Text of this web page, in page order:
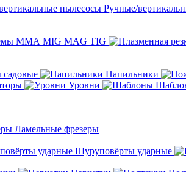
Ручные/
ММА MIG MAG TIG
Напильники
Уровни
Ламельные фрезеры
Шуруповёрты ударные